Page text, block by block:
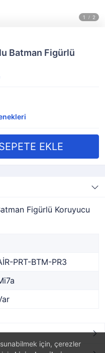
için, çerezler
Batman Figürlü
Figürlü Koruyucu
PRT-BTM-PR3